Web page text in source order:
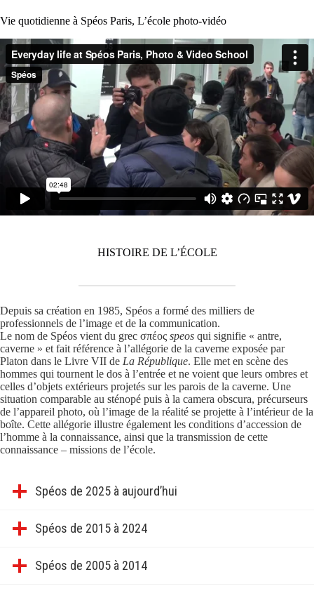
Vie quotidienne à Spéos Paris, L’école photo-vidéo
HISTOIRE DE L’ÉCOLE
Depuis sa création en 1985, Spéos a formé des milliers de
professionnels de l’image et de la communication.
Le nom de Spéos vient du grec σπέος speos qui signifie « antre,
caverne » et fait référence à l’allégorie de la caverne exposée par
Platon dans le Livre VII de La République. Elle met en scène des
hommes qui tournent le dos à l’entrée et ne voient que leurs ombres et
celles d’objets extérieurs projetés sur les parois de la caverne. Une
situation comparable au sténopé puis à la camera obscura, précurseurs
de l’appareil photo, où l’image de la réalité se projette à l’intérieur de la
boîte. Cette allégorie illustre également les conditions d’accession de
l’homme à la connaissance, ainsi que la transmission de cette
connaissance – missions de l’école.
Spéos de 2025 à aujourd’hui
Spéos de 2015 à 2024
Spéos de 2005 à 2014